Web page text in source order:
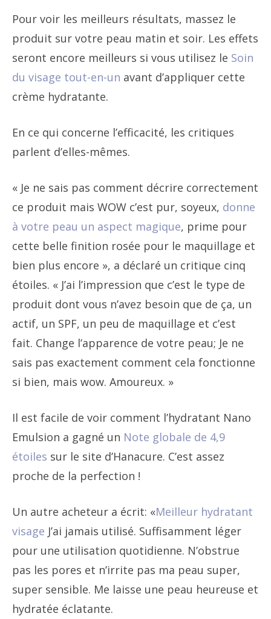
Pour voir les meilleurs résultats, massez le
produit sur votre peau matin et soir. Les effets
seront encore meilleurs si vous utilisez le Soin
du visage tout-en-un avant d’appliquer cette
crème hydratante.
En ce qui concerne l’efficacité, les critiques
parlent d’elles-mêmes.
« Je ne sais pas comment décrire correctement
ce produit mais WOW c’est pur, soyeux, donne
à votre peau un aspect magique, prime pour
cette belle finition rosée pour le maquillage et
bien plus encore », a déclaré un critique cinq
étoiles. « J’ai l’impression que c’est le type de
produit dont vous n’avez besoin que de ça, un
actif, un SPF, un peu de maquillage et c’est
fait. Change l’apparence de votre peau; Je ne
sais pas exactement comment cela fonctionne
si bien, mais wow. Amoureux. »
Il est facile de voir comment l’hydratant Nano
Emulsion a gagné un Note globale de 4,9
étoiles sur le site d’Hanacure. C’est assez
proche de la perfection !
Un autre acheteur a écrit: «Meilleur hydratant
visage J’ai jamais utilisé. Suffisamment léger
pour une utilisation quotidienne. N’obstrue
pas les pores et n’irrite pas ma peau super,
super sensible. Me laisse une peau heureuse et
hydratée éclatante.